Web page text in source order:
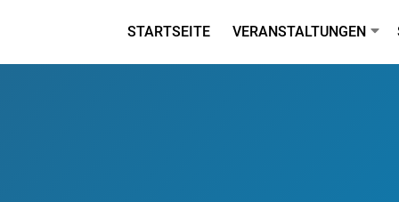
STARTSEITE VERANSTALTUNGEN